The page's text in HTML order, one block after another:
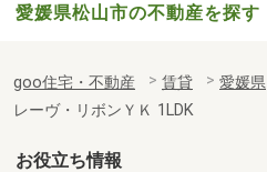
愛媛県松山市の不動産を探す
goo住宅・不動産 賃貸 愛媛県
レーヴ・リボンＹＫ 1LDK
お役立ち情報